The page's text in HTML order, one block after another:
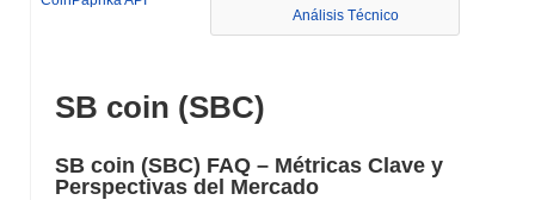
Análisis Técnico
SB coin (SBC)
SB coin (SBC) FAQ – Métricas Clave y
Perspectivas del Mercado